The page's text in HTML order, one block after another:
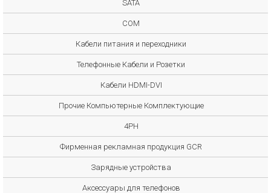
SATA
COM
Кабели питания и переходники
Телефонные Кабели и Розетки
Кабели HDMI-DVI
Прочие Компьютерные Комплектующие
4PH
Фирменная рекламная продукция GCR
Зарядные устройства
Аксессуары для телефонов